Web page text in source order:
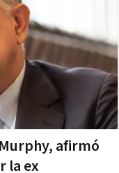
afirmó
la ex